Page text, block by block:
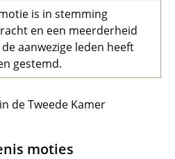
is in stemming
en een meerderheid
aanwezige leden heeft
gestemd.
de Tweede Kamer
moties